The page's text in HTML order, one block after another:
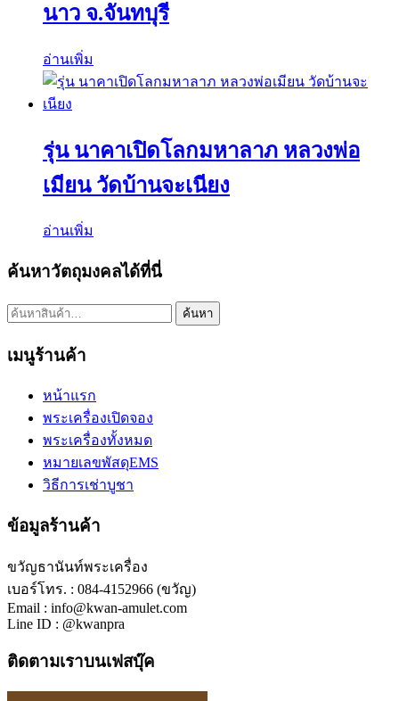
นาว จ.จันทบุรี
อ่านเพิ่ม
รุ่น นาคาเปิดโลกมหาลาภ หลวงพ่อ
เมียน วัดบ้านจะเนียง
อ่านเพิ่ม
ค้นหาวัตถุมงคลได้ที่นี่
ค้นหา: ค้นหา
เมนูร้านค้า
หน้าแรก
พระเครื่องเปิดจอง
พระเครื่องทั้งหมด
หมายเลขพัสดุEMS
วิธีการเช่าบูชา
ข้อมูลร้านค้า
ขวัญธานันท์พระเครื่อง
เบอร์โทร. : 084-4152966 (ขวัญ)
Email : info@kwan-amulet.com
Line ID : @kwanpra
ติดตามเราบนเฟสบุ๊ค